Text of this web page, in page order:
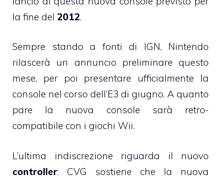
la fine del 2012.
Sempre stando a fonti di IGN, Nintendo
rilascerà un annuncio preliminare questo
mese, per poi presentare ufficialmente la
console nel corso dell’E3 di giugno. A quanto
pare la nuova console sarà retro-
compatibile con i giochi Wii.
L’ultima indiscrezione riguarda il nuovo
controller: CVG sostiene che la nuova